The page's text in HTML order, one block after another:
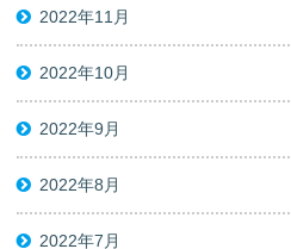
2022年11月
2022年10月
2022年9月
2022年8月
2022年7月